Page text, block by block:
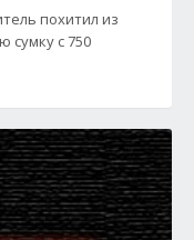
похитил из
сумку с 750